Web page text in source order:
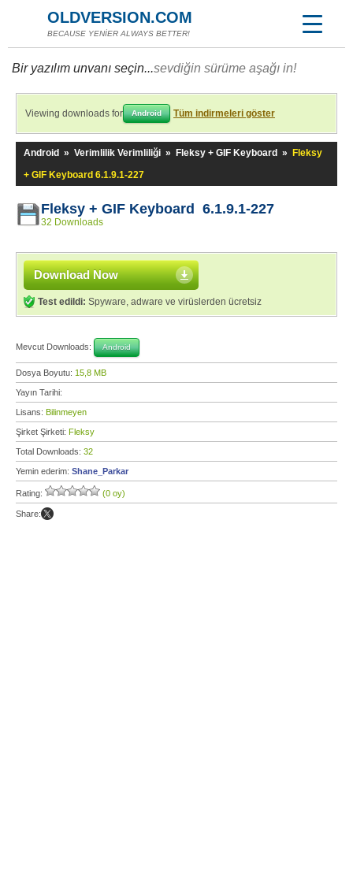
OLDVERSION.COM
BECAUSE YENİER ALWAYS BETTER!
Bir yazılım unvanı seçin...sevdiğin sürüme aşağı in!
Viewing downloads for Android Tüm indirmeleri göster
Android » Verimlilik Verimliliği » Fleksy + GIF Keyboard »
Fleksy
+ GIF Keyboard 6.1.9.1-227
Fleksy + GIF Keyboard 6.1.9.1-227
32 Downloads
Download Now
Test edildi: Spyware, adware ve virüslerden ücretsiz
Mevcut Downloads: Android
Dosya Boyutu: 15,8 MB
Yayın Tarihi:
Lisans: Bilinmeyen
Şirket Şirketi: Fleksy
Total Downloads: 32
Yemin ederim: Shane_Parkar
Rating: (0 oy)
Share: